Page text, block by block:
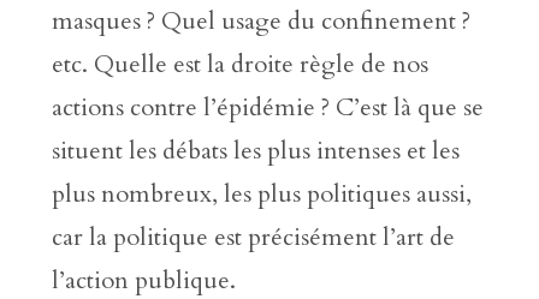
masques ? Quel usage du confinement ?
etc. Quelle est la droite règle de nos
actions contre l’épidémie ? C’est là que se
situent les débats les plus intenses et les
plus nombreux, les plus politiques aussi,
car la politique est précisément l’art de
l’action publique.